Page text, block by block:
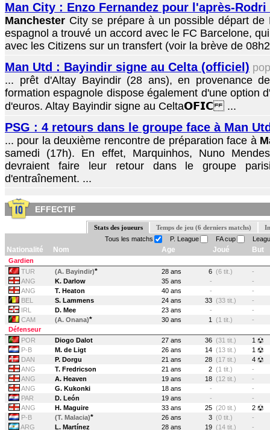
Man City : Enzo Fernandez pour l'après-Rodri
Manchester City se prépare à un possible départ
espagnol a trouvé un accord avec le FC Barcelone,
avec les Citizens sur un transfert (voir la brève de
Man Utd : Bayindir signe au Celta (officiel)
... prêt d'Altay Bayindir (28 ans), en provenance
formation espagnole dispose également d'une option
d'euros. Altay Bayindir signe au Celta𝗢𝗙𝗜𝗖 ...
PSG : 4 retours dans le groupe face à Man
... pour la deuxième rencontre de préparation face à
samedi (17h). En effet, Marquinhos, Nuno
devraient faire leur retour dans le groupe
d'entraînement. ...
EFFECTIF
Stats des joueurs Temps de jeu (6 derniers matchs)
Tous les matchs
P. League FA cup
Nationalité Nom Age Joué But
Gardien
TUR
(A. Bayindir)* 28 ans 6 (6 tit.)
-
ANG
K. Darlow 35 ans -
-
ANG
T. Heaton 40 ans -
-
BEL
S. Lammens 24 ans 33 (33 tit.)
-
IRL
D. Mee 23 ans -
-
CAM
(A. Onana)* 30 ans 1 (1 tit.)
-
Défenseur
POR
Diogo Dalot 27 ans 36 (31 tit.)
1
P-B
M. de Ligt 26 ans 14 (13 tit.)
1
DAN
P. Dorgu 21 ans 28 (17 tit.)
4
ANG
T. Fredricson 21 ans 2 (1 tit.)
-
ANG
A. Heaven 19 ans 18 (12 tit.)
-
ANG
G. Kukonki 18 ans -
-
PAR
D. León 19 ans -
-
ANG
H. Maguire 33 ans 25 (20 tit.)
2
P-B
(T. Malacia)* 26 ans 3 (0 tit.)
-
ARG
L. Martínez 28 ans 19 (14 tit.)
-